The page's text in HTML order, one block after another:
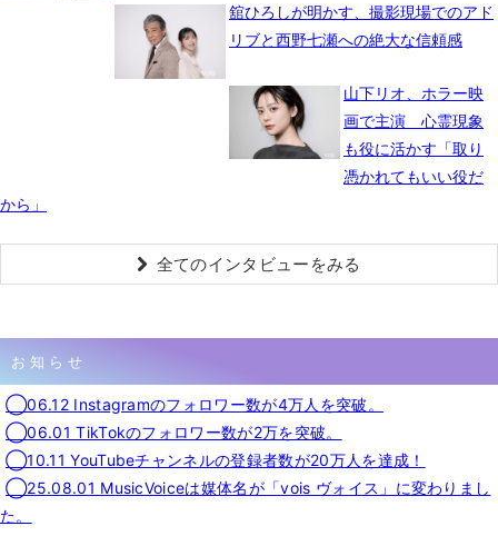
舘ひろしが明かす、撮影現場でのアド
リブと西野七瀬への絶大な信頼感
山下リオ、ホラー映
画で主演 心霊現象
も役に活かす「取り
憑かれてもいい役だ
から」
全てのインタビューをみる
お知らせ
◯06.12 Instagramのフォロワー数が4万人を突破。
◯06.01 TikTokのフォロワー数が2万を突破。
◯10.11 YouTubeチャンネルの登録者数が20万人を達成！
◯25.08.01 MusicVoiceは媒体名が「vois ヴォイス」に変わりまし
た。